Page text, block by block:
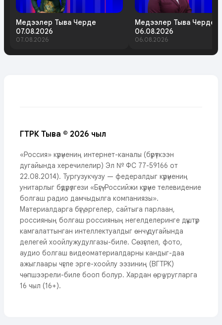
Медээлер Тыва Черде
07.08.2026
07.08.2026
Медээлер Тыва Черде
06.08.2026
06.08.2026
ГТРК Тыва © 2026 чыл
«Россия» күрүнениң интернет-каналы (бүрүткээн
дугайында херечилелир) Эл № ФС 77-59166 от
22.08.2014). Тургузукчузу — федералдыг күрүнениң
унитарлыг бүдүрүлгези «Бүгү-Российжи күрүне телевидение
болгаш радио дамчыдылга компаниязы».
Материалдарга бүгү эргелер, сайтыга парлаан,
россияның болгаш россияның негелделеринге дүүштүр
камгалаттынган интеллектуалдыг өнчү дугайында
делегей хоойлужудулгазы-биле. Сөзүглел, фото,
аудио болгаш видеоматериалдарны кандыг-даа
ажыглаары чүгле эрге-хоойлу ээзиниң (ВГТРК)
чөпшээрели-биле бооп болур. Хардан өрү уругларга
16 чыл (16+).